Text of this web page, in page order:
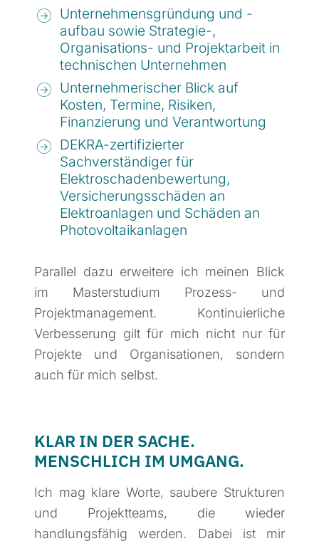
Unternehmensgründung und -
aufbau sowie Strategie-,
Organisations- und Projektarbeit in
technischen Unternehmen
Unternehmerischer Blick auf
Kosten, Termine, Risiken,
Finanzierung und Verantwortung
DEKRA-zertifizierter
Sachverständiger für
Elektroschadenbewertung,
Versicherungsschäden an
Elektroanlagen und Schäden an
Photovoltaikanlagen
Parallel dazu erweitere ich meinen Blick
im Masterstudium Prozess- und
Projektmanagement. Kontinuierliche
Verbesserung gilt für mich nicht nur für
Projekte und Organisationen, sondern
auch für mich selbst.
KLAR IN DER SACHE.
MENSCHLICH IM UMGANG.
Ich mag klare Worte, saubere Strukturen
und Projektteams, die wieder
handlungsfähig werden. Dabei ist mir